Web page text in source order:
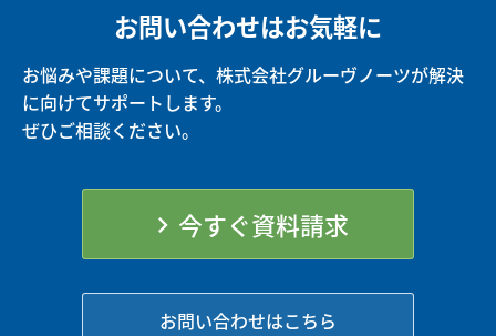
お問い合わせはお気軽に
お悩みや課題について、株式会社グルーヴノーツが解決
に向けてサポートします。
ぜひご相談ください。
chevron_right 今すぐ資料請求
お問い合わせはこちら